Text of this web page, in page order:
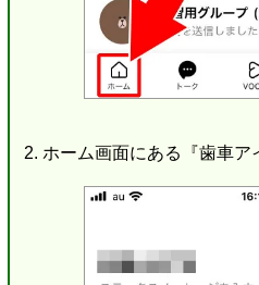
ホーム画面にある『歯車ア